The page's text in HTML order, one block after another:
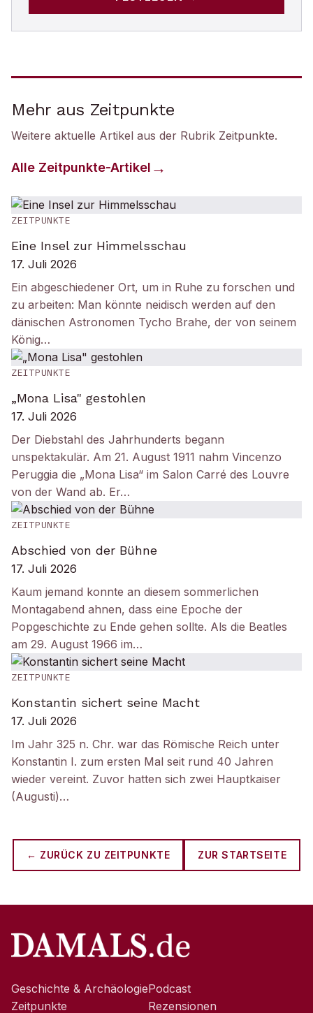
Mehr aus Zeitpunkte
Weitere aktuelle Artikel aus der Rubrik Zeitpunkte.
Alle Zeitpunkte-Artikel
ZEITPUNKTE
Eine Insel zur Himmelsschau
17. Juli 2026
Ein abgeschiedener Ort, um in Ruhe zu forschen und
zu arbeiten: Man könnte neidisch werden auf den
dänischen Astronomen Tycho Brahe, der von seinem
König…
ZEITPUNKTE
„Mona Lisa" gestohlen
17. Juli 2026
Der Diebstahl des Jahrhunderts begann
unspektakulär. Am 21. August 1911 nahm Vincenzo
Peruggia die „Mona Lisa“ im Salon Carré des Louvre
von der Wand ab. Er…
ZEITPUNKTE
Abschied von der Bühne
17. Juli 2026
Kaum jemand konnte an diesem sommerlichen
Montagabend ahnen, dass eine Epoche der
Popgeschichte zu Ende gehen sollte. Als die Beatles
am 29. August 1966 im…
ZEITPUNKTE
Konstantin sichert seine Macht
17. Juli 2026
Im Jahr 325 n. Chr. war das Römische Reich unter
Konstantin I. zum ersten Mal seit rund 40 Jahren
wieder vereint. Zuvor hatten sich zwei Hauptkaiser
(Augusti)…
← ZURÜCK ZU ZEITPUNKTE ZUR STARTSEITE
Geschichte & Archäologie
Zeitpunkte
Podcast
Rezensionen